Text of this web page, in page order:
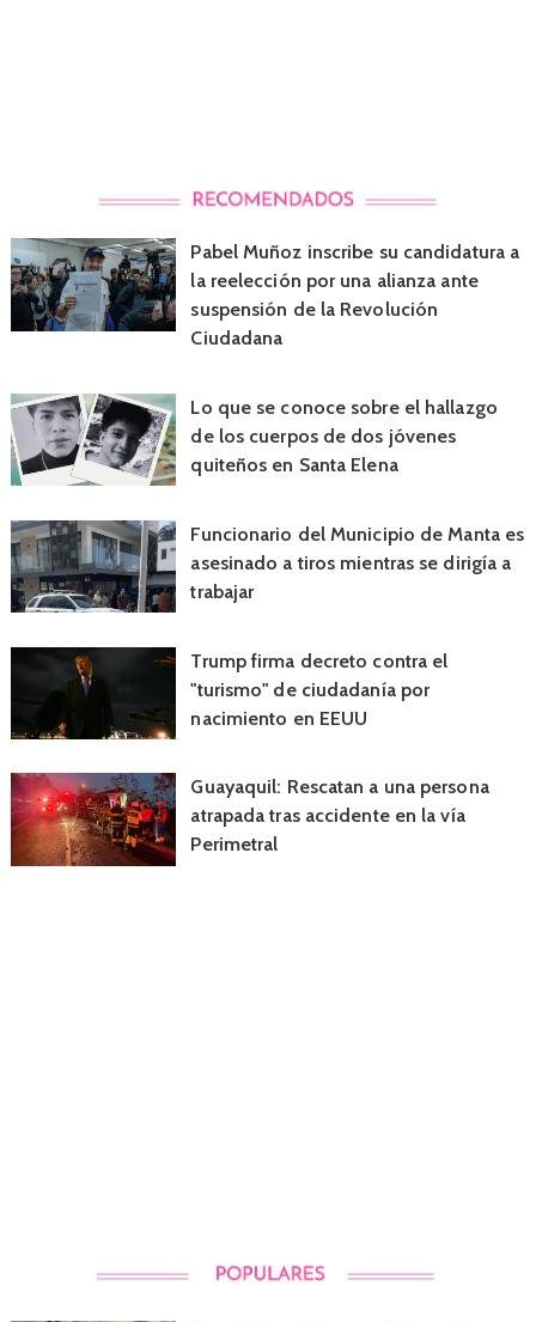
Pabel Muñoz inscribe su candidatura a
la reelección por una alianza ante
suspensión de la Revolución
Ciudadana
Lo que se conoce sobre el hallazgo
de los cuerpos de dos jóvenes
quiteños en Santa Elena
Funcionario del Municipio de Manta es
asesinado a tiros mientras se dirigía a
trabajar
Trump firma decreto contra el
"turismo" de ciudadanía por
nacimiento en EEUU
Guayaquil: Rescatan a una persona
atrapada tras accidente en la vía
Perimetral